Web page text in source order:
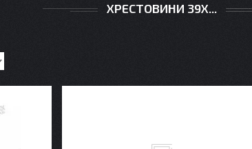
ХРЕСТОВИНИ 39Х...